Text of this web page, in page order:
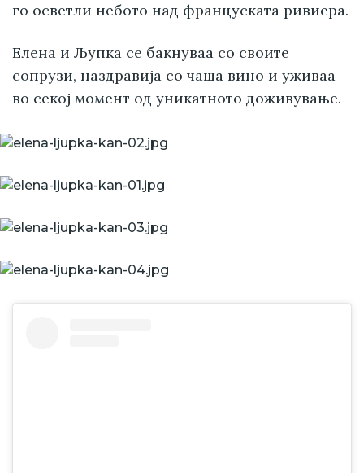
го осветли небото над француската ривиера.
Елена и Љупка се бакнуваа со своите
сопрузи, наздравија со чаша вино и уживаа
во секој момент од уникатното доживување.